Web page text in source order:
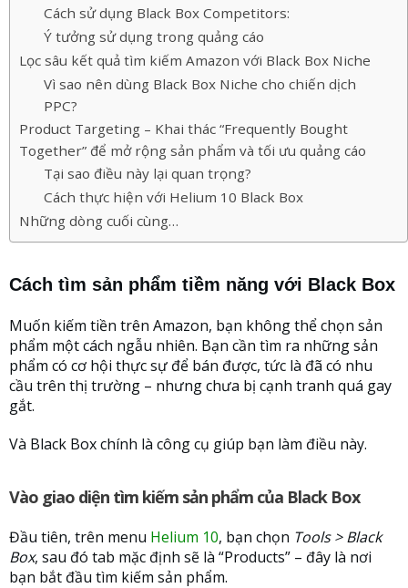
Cách sử dụng Black Box Competitors:
Ý tưởng sử dụng trong quảng cáo
Lọc sâu kết quả tìm kiếm Amazon với Black Box Niche
Vì sao nên dùng Black Box Niche cho chiến dịch
PPC?
Product Targeting – Khai thác “Frequently Bought
Together” để mở rộng sản phẩm và tối ưu quảng cáo
Tại sao điều này lại quan trọng?
Cách thực hiện với Helium 10 Black Box
Những dòng cuối cùng…
Cách tìm sản phẩm tiềm năng với Black Box
Muốn kiếm tiền trên Amazon, bạn không thể chọn sản
phẩm một cách ngẫu nhiên. Bạn cần tìm ra những sản
phẩm có cơ hội thực sự để bán được, tức là đã có nhu
cầu trên thị trường – nhưng chưa bị cạnh tranh quá gay
gắt.
Và Black Box chính là công cụ giúp bạn làm điều này.
Vào giao diện tìm kiếm sản phẩm của Black Box
Đầu tiên, trên menu Helium 10, bạn chọn Tools > Black
Box, sau đó tab mặc định sẽ là “Products” – đây là nơi
bạn bắt đầu tìm kiếm sản phẩm.